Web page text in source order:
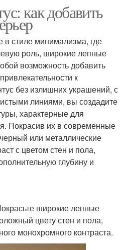
как добавить
стиле минимализма, где
роль, широкие лепные
возможность добавить
к
без излишних украшений, с
линиями, вы создадите
характерные для
Покрасив их в современные
или металлические
с цветом стен и пола,
глубину и
широкие лепные
цвету стен и пола,
монохромного контраста.